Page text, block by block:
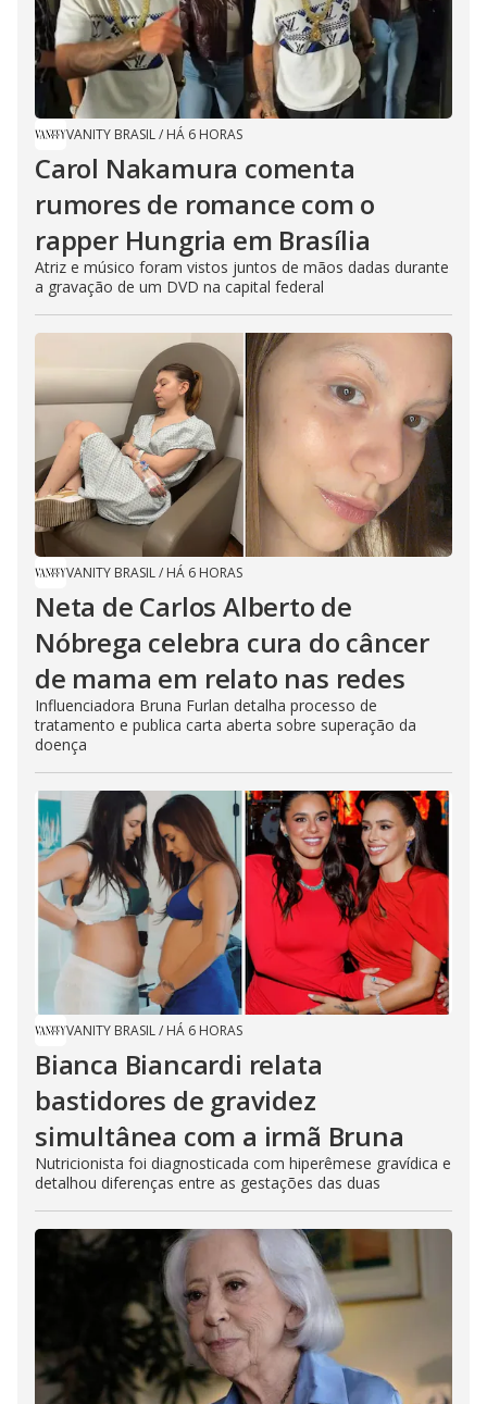
VANITY BRASIL/ HÁ 6 HORAS
Carol Nakamura comenta
rumores de romance com o
rapper Hungria em Brasília
Atriz e músico foram vistos juntos de mãos dadas durante
a gravação de um DVD na capital federal
VANITY BRASIL/ HÁ 6 HORAS
Neta de Carlos Alberto de
Nóbrega celebra cura do câncer
de mama em relato nas redes
Influenciadora Bruna Furlan detalha processo de
tratamento e publica carta aberta sobre superação da
doença
VANITY BRASIL/ HÁ 6 HORAS
Bianca Biancardi relata
bastidores de gravidez
simultânea com a irmã Bruna
Nutricionista foi diagnosticada com hiperêmese gravídica e
detalhou diferenças entre as gestações das duas